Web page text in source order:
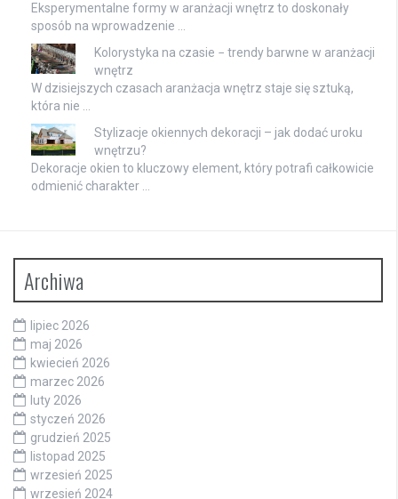
Eksperymentalne formy w aranżacji wnętrz to doskonały
sposób na wprowadzenie …
Kolorystyka na czasie − trendy barwne w aranżacji
wnętrz
W dzisiejszych czasach aranżacja wnętrz staje się sztuką,
która nie …
Stylizacje okiennych dekoracji – jak dodać uroku
wnętrzu?
Dekoracje okien to kluczowy element, który potrafi całkowicie
odmienić charakter …
Archiwa
lipiec 2026
maj 2026
kwiecień 2026
marzec 2026
luty 2026
styczeń 2026
grudzień 2025
listopad 2025
wrzesień 2025
wrzesień 2024